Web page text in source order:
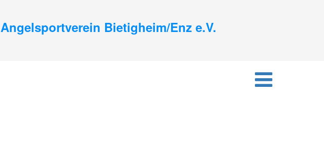
Angelsportverein Bietigheim/Enz e.V.